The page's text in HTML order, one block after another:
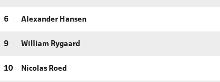
6 Alexander Hansen
9 William Rygaard
10 Nicolas Roed